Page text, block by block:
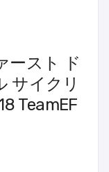
ースト ド
サイクリ
TeamEF